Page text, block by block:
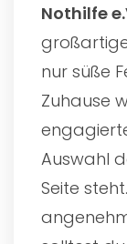
Nothilfe
nur süße
Zuhause
Auswahl
Seite